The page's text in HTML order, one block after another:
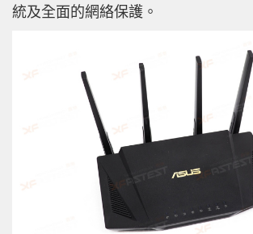
統及全面的網絡保護。